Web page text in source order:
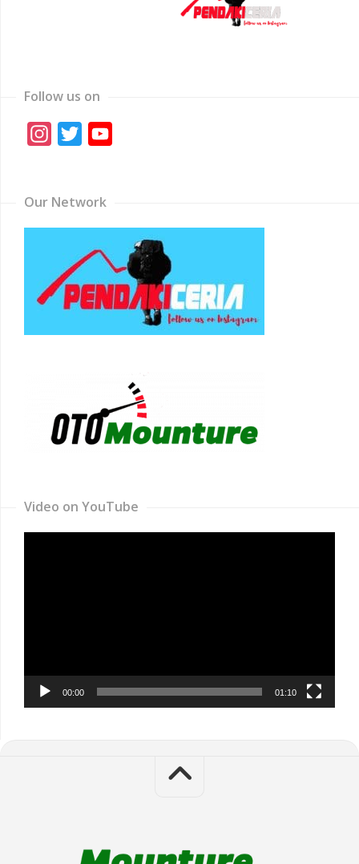
Follow us on
Instagram
Twitter
Our Network
Video on YouTube
00:00 01:10